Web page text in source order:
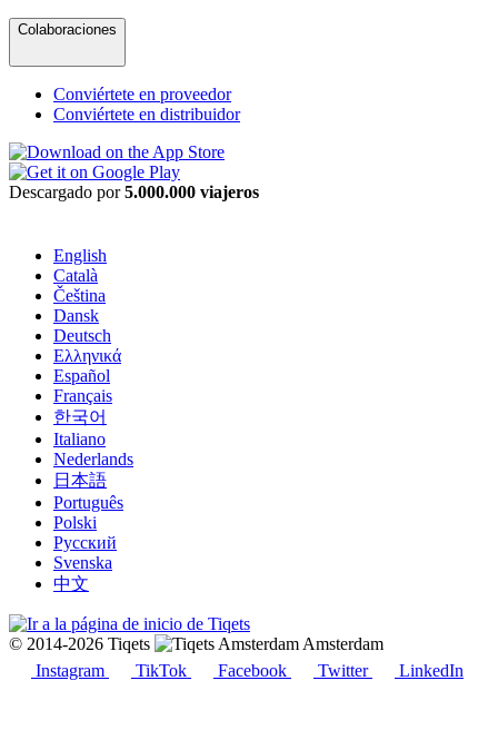
Colaboraciones
Conviértete en proveedor
Conviértete en distribuidor
Descargado por5.000.000 viajeros
English
Català
Čeština
Dansk
Deutsch
Ελληνικά
Español
Français
한국어
Italiano
Nederlands
日本語
Português
Polski
Русский
Svenska
中文
© 2014-2026 Tiqets
Amsterdam
Instagram
TikTok Facebook Twitter LinkedIn